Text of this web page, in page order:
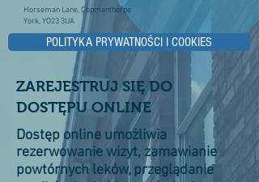
POLITYKA PRYWATNOŚCI I COOKIES
Horseman Lane, Copmanthorpe
York, YO23 3UA
ZAREJESTRUJ SIĘ DO
DOSTĘPU ONLINE
Dostęp online umożliwia
rezerwowanie wizyt, zamawianie
powtórnych leków, przeglądanie